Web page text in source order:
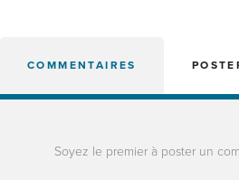
COMMENTAIRES
Soyez le premier à poster un